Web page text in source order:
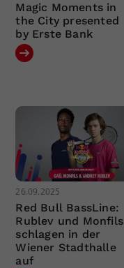
Magic Moments in
the City presented
by Erste Bank
26.09.2025
Red Bull BassLine:
Rublev und Monfils
schlagen in der
Wiener Stadthalle
auf